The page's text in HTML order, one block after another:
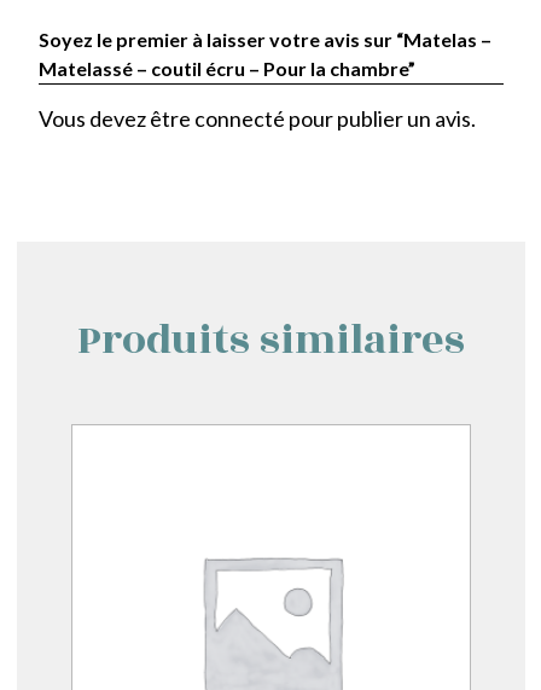
Soyez le premier à laisser votre avis sur “Matelas –
Matelassé – coutil écru – Pour la chambre”
Vous devez être connecté pour publier un avis.
Produits similaires